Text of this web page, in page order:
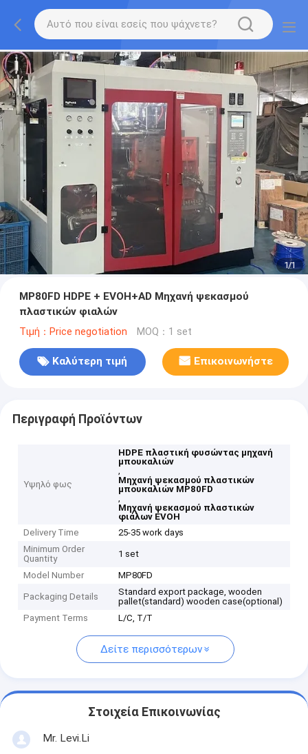
1/1
MP80FD HDPE + EVOH+AD Μηχανή ψεκασμού
πλαστικών φιαλών
Τιμή：Price negotiation MOQ：1 set
Καλύτερη τιμή Επικοινωνήστε
Περιγραφή Προϊόντων
Υψηλό φως
HDPE πλαστική φυσώντας μηχανή
μπουκαλιών
,
Μηχανή ψεκασμού πλαστικών
μπουκαλιών MP80FD
,
Μηχανή ψεκασμού πλαστικών
φιάλων EVOH
Delivery Time
25-35 work days
Minimum Order
Quantity
1 set
Model Number MP80FD
Packaging Details
Standard export package, wooden
pallet(standard) wooden case(optional)
Payment Terms
L/C, T/T
Δείτε περισσότερων
Στοιχεία Επικοινωνίας
Mr. Levi.Li